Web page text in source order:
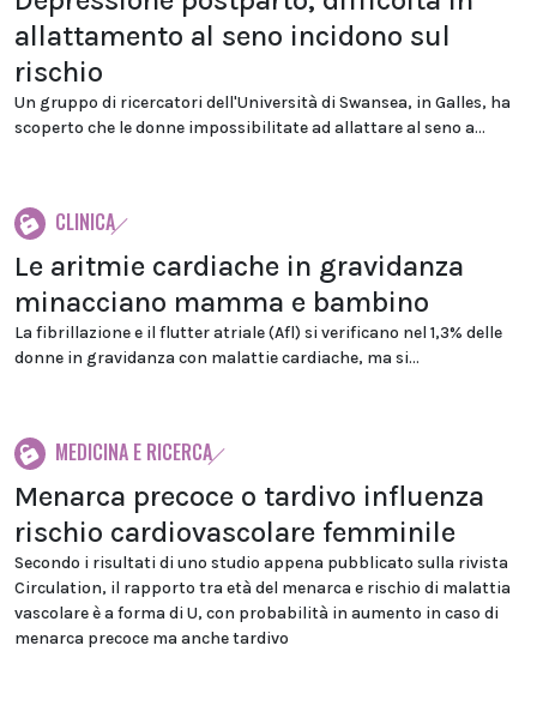
allattamento al seno incidono sul
rischio
Un gruppo di ricercatori dell'Università di Swansea, in Galles, ha
scoperto che le donne impossibilitate ad allattare al seno a...
CLINICA
Le aritmie cardiache in gravidanza
minacciano mamma e bambino
La fibrillazione e il flutter atriale (Afl) si verificano nel 1,3% delle
donne in gravidanza con malattie cardiache, ma si...
MEDICINA E RICERCA
Menarca precoce o tardivo influenza
rischio cardiovascolare femminile
Secondo i risultati di uno studio appena pubblicato sulla rivista
Circulation, il rapporto tra età del menarca e rischio di malattia
vascolare è a forma di U, con probabilità in aumento in caso di
menarca precoce ma anche tardivo